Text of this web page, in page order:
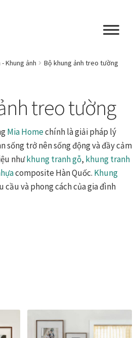
ngủ để mỗi ngày bắt đầu nhẹ
khách từ góc nhìn Home Stylist
Quà tặng doanh nghiệp
Khung ảnh Bộ khung ảnh treo tường
treo tường
Mia Homechính là giải pháp lý
sống trở nên sống động và đầy cảm
nhưkhung tranh gỗ, khung tranh
composite Hàn Quốc. Khung
cầu và phong cách của gia đình